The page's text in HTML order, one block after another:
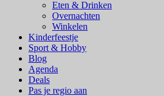
Eten & Drinken
Overnachten
Winkelen
Kinderfeestje
Sport & Hobby
Blog
Agenda
Deals
Pas je regio aan